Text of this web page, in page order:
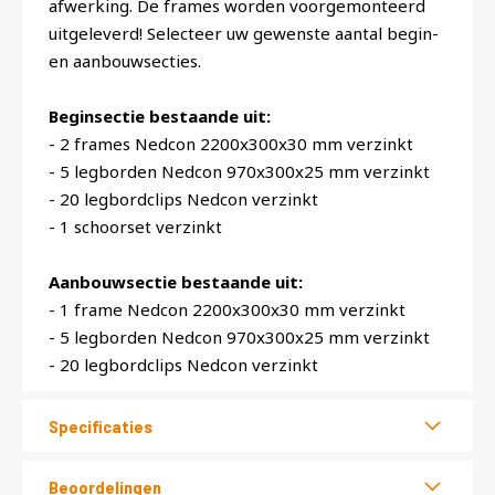
afwerking. De frames worden voorgemonteerd
uitgeleverd! Selecteer uw gewenste aantal begin-
en aanbouwsecties.
Beginsectie bestaande uit:
- 2 frames Nedcon 2200x300x30 mm verzinkt
- 5 legborden Nedcon 970x300x25 mm verzinkt
- 20 legbordclips Nedcon verzinkt
- 1 schoorset verzinkt
Aanbouwsectie bestaande uit:
- 1 frame Nedcon 2200x300x30 mm verzinkt
- 5 legborden Nedcon 970x300x25 mm verzinkt
- 20 legbordclips Nedcon verzinkt
Specificaties
Beoordelingen